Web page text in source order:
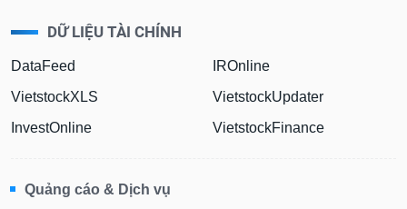
VietstockFinance
0908 169 898 - (028) 3848 7238